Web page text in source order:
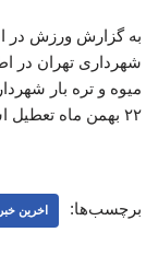
به گزارش ورزش در
شهرداری تهران در
میوه و تره بار
۲۲ بهمن ماه تعطیل است.
برچسب‌ها: اخرین خبر